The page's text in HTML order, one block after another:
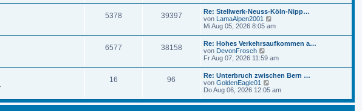
B
e
i
t
r
a
g
e
s
t
e
r
B
e
i
t
r
a
g
5378 39397
Re: Stellwerk-Neuss-Köln-Nipp…
von LamaAlpen2001
e
e
s
e
r
B
i
t
r
Mi Aug 05, 2026 8:05 am
6577 38158
Re: Hohes Verkehrsaufkommen a…
von DevonFrosch
e
s
t
e
r
Fr Aug 07, 2026 11:59 am
16 96
Re: Unterbruch zwischen Bern …
von GoldenEagle01
e
e
Do Aug 06, 2026 12:05 am